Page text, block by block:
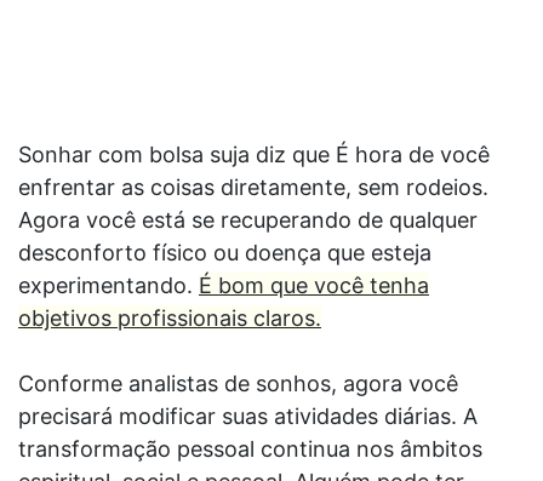
Sonhar com bolsa suja diz que É hora de você
enfrentar as coisas diretamente, sem rodeios.
Agora você está se recuperando de qualquer
desconforto físico ou doença que esteja
experimentando. É bom que você tenha
objetivos profissionais claros.
Conforme analistas de sonhos, agora você
precisará modificar suas atividades diárias. A
transformação pessoal continua nos âmbitos